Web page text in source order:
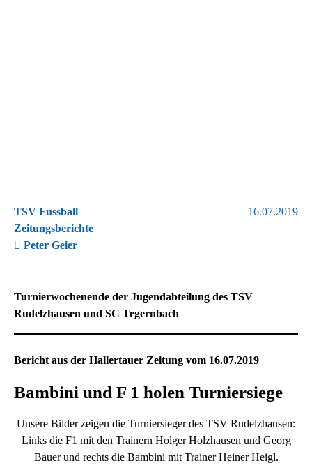
TSV Fussball
Zeitungsberichte
Peter Geier
16.07.2019
Turnierwochenende der Jugendabteilung des TSV
Rudelzhausen und SC Tegernbach
Bericht aus der Hallertauer Zeitung vom 16.07.2019
Bambini und F 1 holen Turniersiege
Unsere Bilder zeigen die Turniersieger des TSV Rudelzhausen:
Links die F1 mit den Trainern Holger Holzhausen und Georg
Bauer und rechts die Bambini mit Trainer Heiner Heigl.